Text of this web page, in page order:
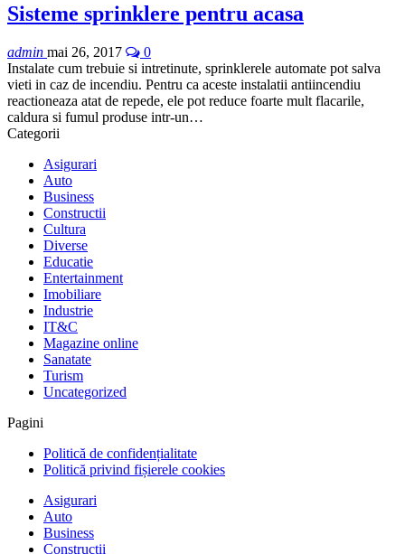
Sisteme sprinklere pentru acasa
admin mai 26, 2017
0
Instalate cum trebuie si intretinute, sprinklerele automate pot salva
vieti in caz de incendiu. Pentru ca aceste instalatii antiincendiu
reactioneaza atat de repede, ele pot reduce foarte mult flacarile,
caldura si fumul produse intr-un…
Categorii
Asigurari
Auto
Business
Constructii
Cultura
Diverse
Educatie
Entertainment
Imobiliare
Industrie
IT&C
Magazine online
Sanatate
Turism
Uncategorized
Pagini
Politică de confidențialitate
Politică privind fișierele cookies
Asigurari
Auto
Business
Constructii